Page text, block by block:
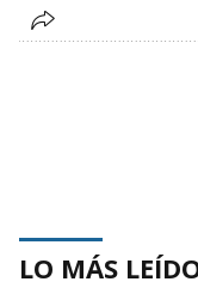
LO MÁS